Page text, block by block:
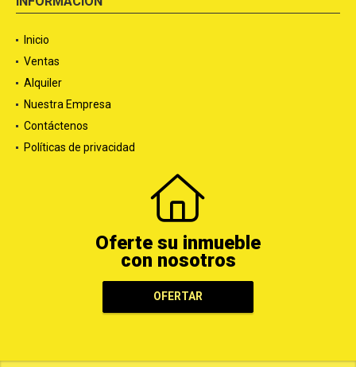
Inicio
Ventas
Alquiler
Nuestra Empresa
Contáctenos
Políticas de privacidad
Oferte su inmueble
con nosotros
OFERTAR